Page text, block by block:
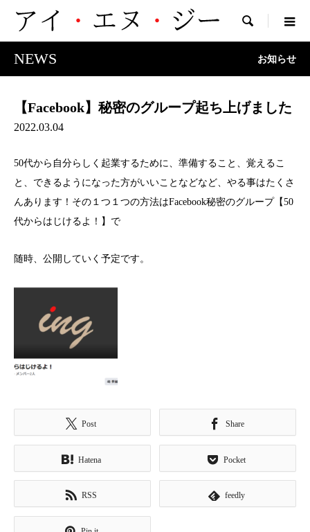

NEWS お知らせ
【Facebook】秘密のグループ起ち上げました
2022.03.04
50代から自分らしく起業するために、準備すること、覚えるこ
と、できるようになった方がいいことなどなど、やる事はたくさ
んあります！その１つ１つの方法はFacebook秘密のグループ【50
代からはじけるよ！】で
随時、公開していく予定です。
Post Share
Hatena Pocket
RSS feedly